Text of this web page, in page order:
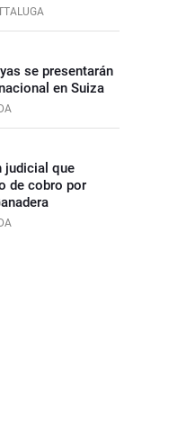
se presentarán
en Suiza
judicial que
de cobro por